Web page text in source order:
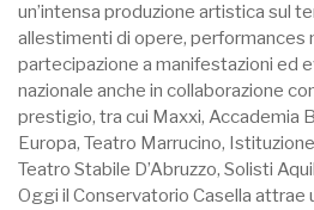
un’intensa produzione artistica sul
allestimenti di opere, performances
partecipazione a manifestazioni ed
nazionale anche in collaborazione
prestigio, tra cui Maxxi, Accademia
Europa, Teatro Marrucino,
Teatro Stabile D’Abruzzo, Solisti
Oggi il Conservatorio Casella attrae